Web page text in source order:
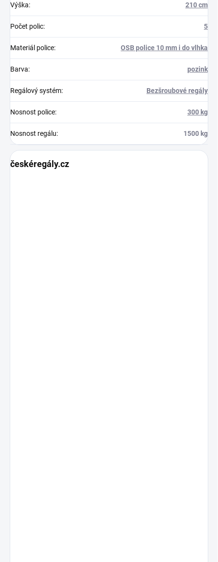
Výška: 210 cm
Počet polic: 5
Materiál police: OSB police 10 mm i do vlhka
Barva: pozink
Regálový systém: Bezšroubové regály
Nosnost police: 300 kg
Nosnost regálu: 1500 kg
českéregály.cz